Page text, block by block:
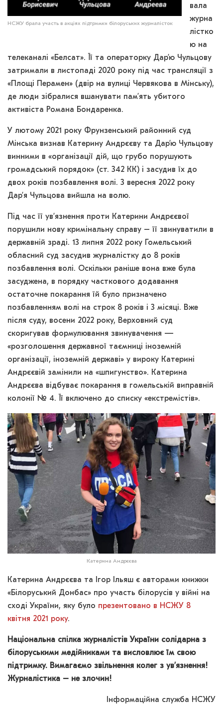
НСЖУ брала участь в акціях підтримки білоруських журналісток
вала
журна
лістко
ю на
телеканалі «Белсат». Її та операторку Дар’ю Чульцову
затримали в листопаді 2020 року під час трансляції з
«Площі Перамен» (двір на вулиці Червякова в Мінську),
де люди зібралися вшанувати пам’ять убитого
активіста Романа Бондаренка.
У лютому 2021 року Фрунзенський районний суд
Мінська визнав Катерину Андрєєву та Дар’ю Чульцову
винними в «організації дій, що грубо порушують
громадський порядок» (ст. 342 КК) і засудив їх до
двох років позбавлення волі. 3 вересня 2022 року
Дар’я Чульцова вийшла на волю.
Під час її ув’язнення проти Катерини Андрєєвої
порушили нову кримінальну справу – її звинуватили в
державній зраді. 13 липня 2022 року Гомельський
обласний суд засудив журналістку до 8 років
позбавлення волі. Оскільки раніше вона вже була
засуджена, в порядку часткового додавання
остаточне покарання їй було призначено
позбавленням волі на строк 8 років і 3 місяці. Вже
після суду, восени 2022 року, Верховний суд
скоригував формулювання звинувачення —
«розголошення державної таємниці іноземній
організації, іноземній державі» у вироку Катерині
Андрєєвій замінили на «шпигунство». Катерина
Андрєєва відбуває покарання в гомельській виправній
колонії № 4. Її включено до списку «екстремістів».
Катерина Андрєєва
Катерина Андрєєва та Ігор Ільяш є авторами книжки
«Білоруський Донбас» про участь білорусів у війні на
сході України, яку було презентовано в НСЖУ 8
квітня 2021 року.
Національна спілка журналістів України солідарна з
білоруськими медійниками та висловлює їм свою
підтримку. Вимагаємо звільнення колег з ув’язнення!
Журналістика – не злочин!
Інформаційна служба НСЖУ